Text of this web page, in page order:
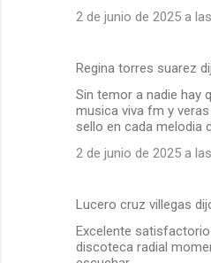
2 de junio de 2025 a
Regina torres suarez
Sin temor a nadie hay
musica viva fm y
sello en cada melodia
2 de junio de 2025 a
Lucero cruz villegas
Excelente
discoteca radial